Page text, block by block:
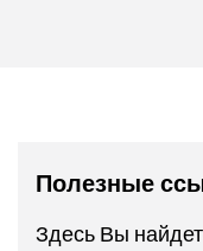
Полезные
Здесь Вы